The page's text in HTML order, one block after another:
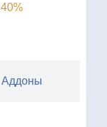
40%
Аддоны